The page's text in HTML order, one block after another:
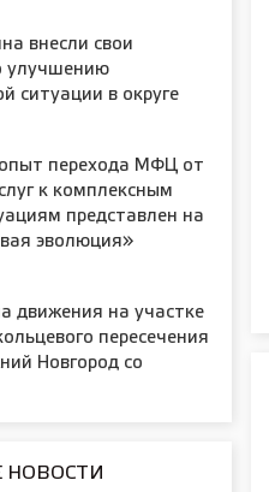
внесли свои
улучшению
ситуации в округе
перехода МФЦ от
к комплексным
представлен на
эволюция»
движения на участке
пересечения
Новгород со
НОВОСТИ